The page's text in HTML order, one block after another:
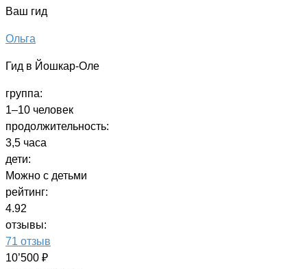
Ваш гид
Ольга
Гид в Йошкар-Оле
группа:
1–10 человек
продолжительность:
3,5 часа
дети:
Можно с детьми
рейтинг:
4.92
отзывы:
71 отзыв
10’500 ₽